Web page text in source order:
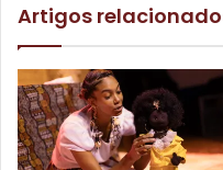
Conjunto do Café,
no dia 27 de outubro, no
Moraes, que fica no
Artigos